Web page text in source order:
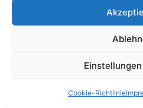
Cookie-Richtlinie